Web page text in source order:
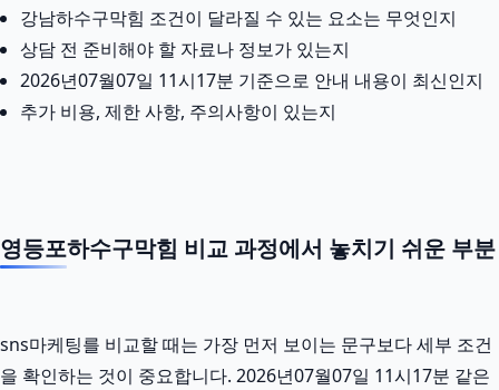
강남하수구막힘 조건이 달라질 수 있는 요소는 무엇인지
상담 전 준비해야 할 자료나 정보가 있는지
2026년07월07일 11시17분 기준으로 안내 내용이 최신인지
추가 비용, 제한 사항, 주의사항이 있는지
영등포하수구막힘 비교 과정에서 놓치기 쉬운 부분
sns마케팅를 비교할 때는 가장 먼저 보이는 문구보다 세부 조건
을 확인하는 것이 중요합니다. 2026년07월07일 11시17분 같은